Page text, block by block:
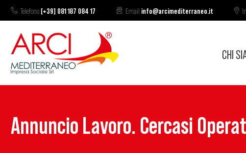
Telefono [+39] 081 187 084 17 Email info@arcimediterraneo.it
CHI
Annuncio Lavoro. Cercasi